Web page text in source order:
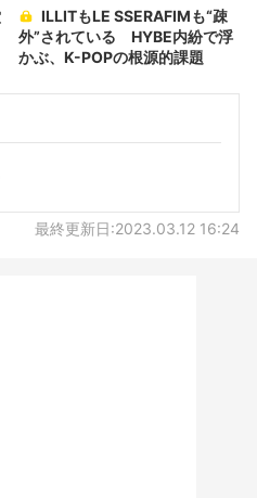
外”されている HYBE内紛で浮
かぶ、K-POPの根源的課題
最終更新日:2023.03.12 16:24